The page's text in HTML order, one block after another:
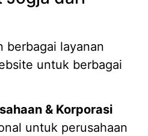
berbagai layanan
untuk berbagai
& Korporasi
untuk perusahaan